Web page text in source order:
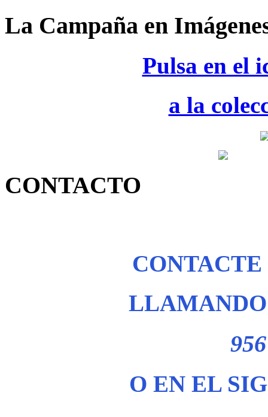
La Campaña en
Pulsa en el
a la
CONTACTO
CONTACTE
O EN EL